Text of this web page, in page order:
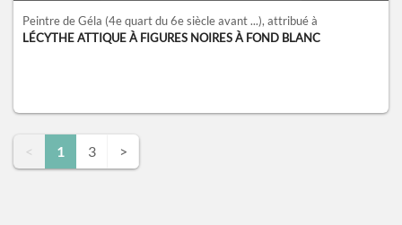
Peintre de Géla (4e quart du 6e siècle avant ...), attribué à
LÉCYTHE ATTIQUE À FIGURES NOIRES À FOND BLANC
< 1 3 >